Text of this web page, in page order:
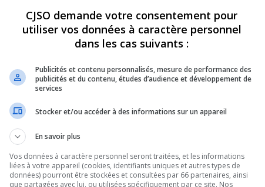
football scolaire.
AA , les Polypus de l’École Secondaire Fernand-
belle victoire par la marque de 28 à 0 face à la
du niveau A au niveau AA. Prochain match pour
face au Séminaire de Sherbrooke.
CJSO demande votre consentement pour
utiliser vos données à caractère personnel
dans les cas suivants :
Publicités et contenu personnalisés, mesure de performance des
publicités et du contenu, études d’audience et développement de
services
Stocker et/ou accéder à des informations sur un appareil
En savoir plus
Vos données à caractère personnel seront traitées, et les informations
liées à votre appareil (cookies, identifiants uniques et autres types de
données) pourront être stockées et consultées par 66 partenaires, ainsi
que partagées avec lui, ou utilisées spécifiquement par ce site. Nos